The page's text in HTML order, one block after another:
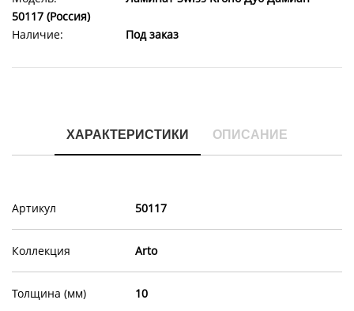
50117 (Россия)
Наличие:
Под заказ
ХАРАКТЕРИСТИКИ ОПИСАНИЕ
Артикул 50117
Коллекция Arto
Толщина (мм) 10